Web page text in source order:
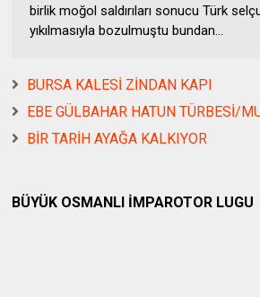
birlik moğol saldırıları sonucu Türk
yıkılmasıyla bozulmuştu bundan...
BURSA KALESİ ZİNDAN KAPI
EBE GÜLBAHAR HATUN TÜRBESİ/
BİR TARİH AYAĞA KALKIYOR
BÜYÜK OSMANLI İMPAROTOR LUGU